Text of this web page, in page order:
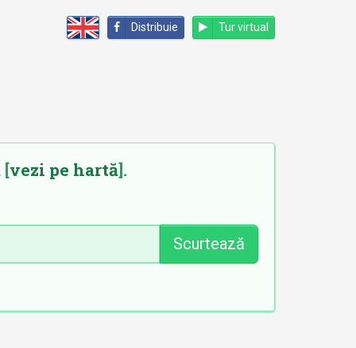
Distribuie Tur virtual
[vezi pe hartă].
Scurtează